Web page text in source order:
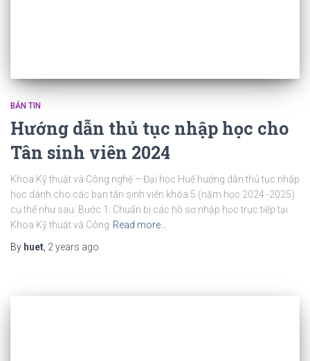
BẢN TIN
Hướng dẫn thủ tục nhập học cho
Tân sinh viên 2024
Khoa Kỹ thuật và Công nghệ – Đại học Huế hướng dẫn thủ tục nhập
học dành cho các bạn tân sinh viên khóa 5 (năm học 2024 -2025)
cụ thể như sau: Bước 1: Chuẩn bị các hồ sơ nhập học trực tiếp tại
Khoa Kỹ thuật và Công Read more…
By huet 2 years ago